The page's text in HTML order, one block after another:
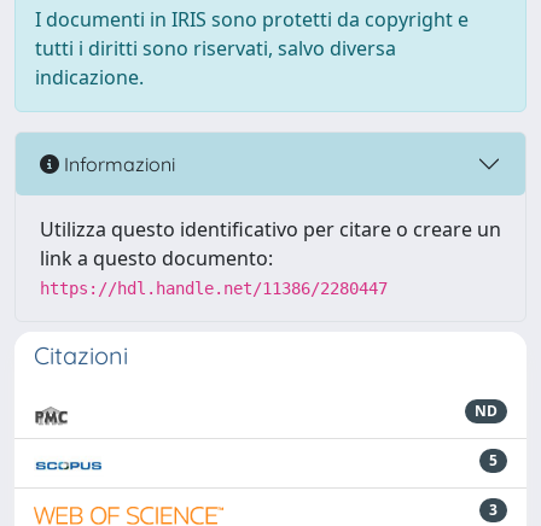
I documenti in IRIS sono protetti da copyright e
tutti i diritti sono riservati, salvo diversa
indicazione.
Informazioni
Utilizza questo identificativo per citare o creare un
link a questo documento:
https://hdl.handle.net/11386/2280447
Citazioni
ND
5
3